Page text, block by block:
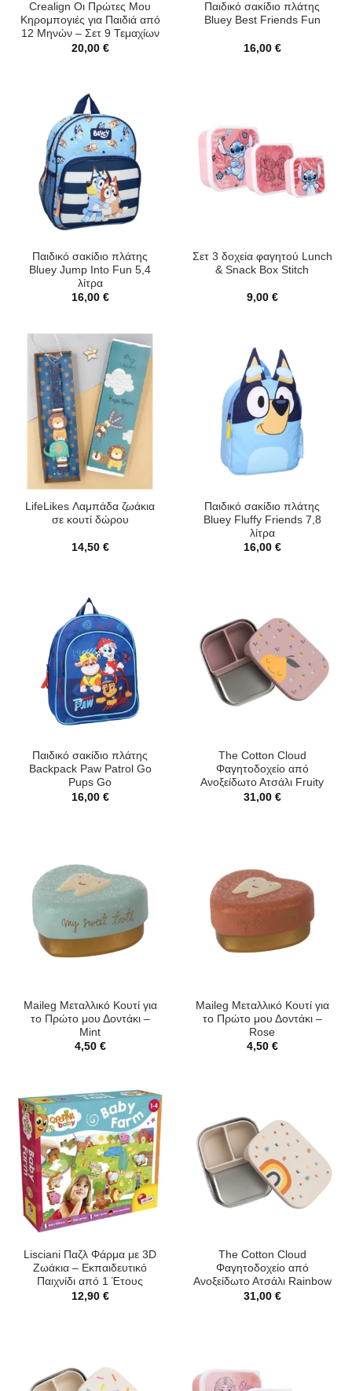
Crealign Οι Πρώτες Μου
Κηρομπογιές για Παιδιά από
12 Μηνών – Σετ 9 Τεμαχίων
20,00 €
Παιδικό σακίδιο πλάτης
Bluey Best Friends Fun
16,00 €
Παιδικό σακίδιο πλάτης
Bluey Jump Into Fun 5,4
λίτρα
16,00 €
Σετ 3 δοχεία φαγητού Lunch
& Snack Box Stitch
9,00 €
LifeLikes Λαμπάδα ζωάκια
σε κουτί δώρου
14,50 €
Παιδικό σακίδιο πλάτης
Bluey Fluffy Friends 7,8
λίτρα
16,00 €
Παιδικό σακίδιο πλάτης
Backpack Paw Patrol Go
Pups Go
16,00 €
The Cotton Cloud
Φαγητοδοχείο από
Ανοξείδωτο Ατσάλι Fruity
31,00 €
Maileg Μεταλλικό Κουτί για
το Πρώτο μου Δοντάκι –
Mint
4,50 €
Maileg Μεταλλικό Κουτί για
το Πρώτο μου Δοντάκι –
Rose
4,50 €
Lisciani Παζλ Φάρμα με 3D
Ζωάκια – Εκπαιδευτικό
Παιχνίδι από 1 Έτους
12,90 €
The Cotton Cloud
Φαγητοδοχείο από
Ανοξείδωτο Ατσάλι Rainbow
31,00 €